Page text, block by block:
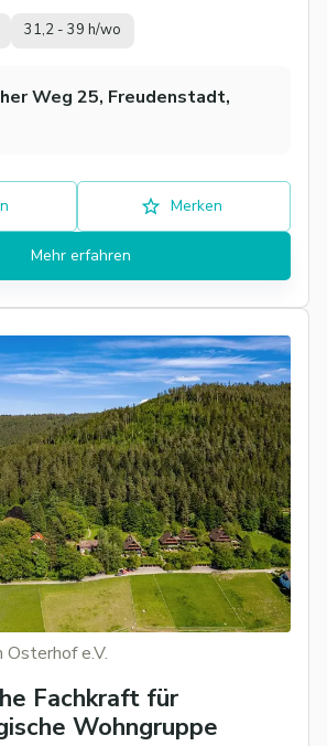
31,2 - 39 h/wo
Weg 25, Freudenstadt,
Merken
Mehr erfahren
e.V.
Fachkraft für
Wohngruppe